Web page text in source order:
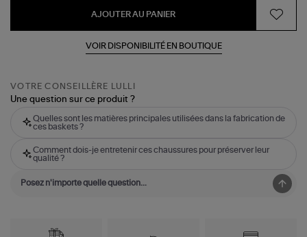
AJOUTER AU PANIER
VOIR DISPONIBILITÉ EN BOUTIQUE
VOTRE CONSEILLÈRE LULLI
Une question sur ce produit ?
Quelles sont les matières principales utilisées dans la fabrication de
ces baskets ?
Comment dois-je entretenir ces chaussures pour préserver leur
qualité ?